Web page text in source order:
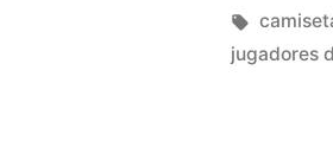
por
jugadores